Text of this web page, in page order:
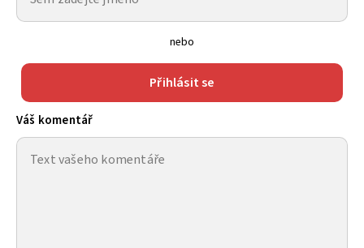
nebo
Přihlásit se
Váš komentář